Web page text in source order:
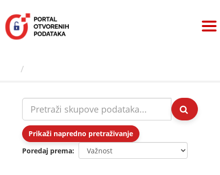
sadržaj
Prikaži napredno pretraživanje
Poredaj prema